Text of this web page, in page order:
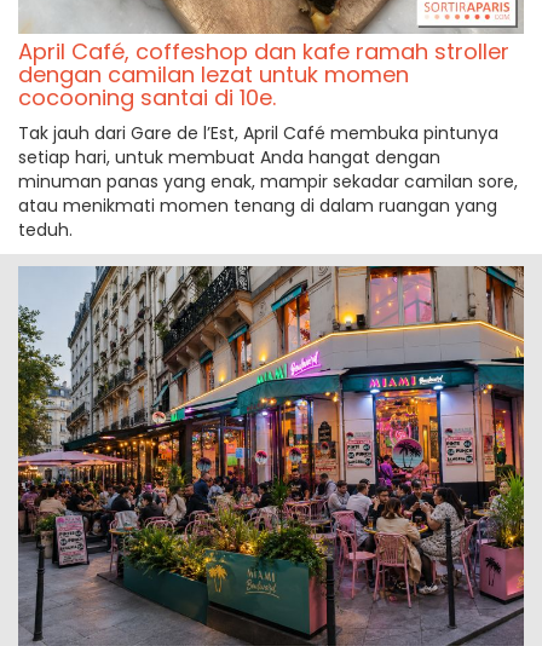
April Café, coffeshop dan kafe ramah stroller
dengan camilan lezat untuk momen
cocooning santai di 10e.
Tak jauh dari Gare de l’Est, April Café membuka pintunya
setiap hari, untuk membuat Anda hangat dengan
minuman panas yang enak, mampir sekadar camilan sore,
atau menikmati momen tenang di dalam ruangan yang
teduh.